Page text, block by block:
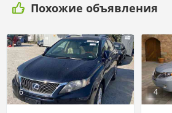
Похожие объявления
6 4